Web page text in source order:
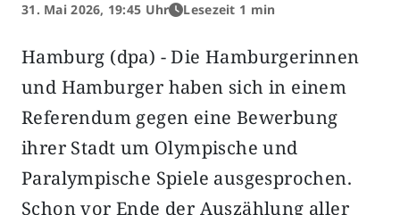
31. Mai 2026, 19:45 Uhr Lesezeit 1 min
Hamburg (dpa) - Die Hamburgerinnen
und Hamburger haben sich in einem
Referendum gegen eine Bewerbung
ihrer Stadt um Olympische und
Paralympische Spiele ausgesprochen.
Schon vor Ende der Auszählung aller